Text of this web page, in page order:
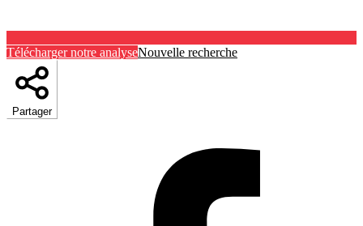
Télécharger notre analyseNouvelle recherche
Partager